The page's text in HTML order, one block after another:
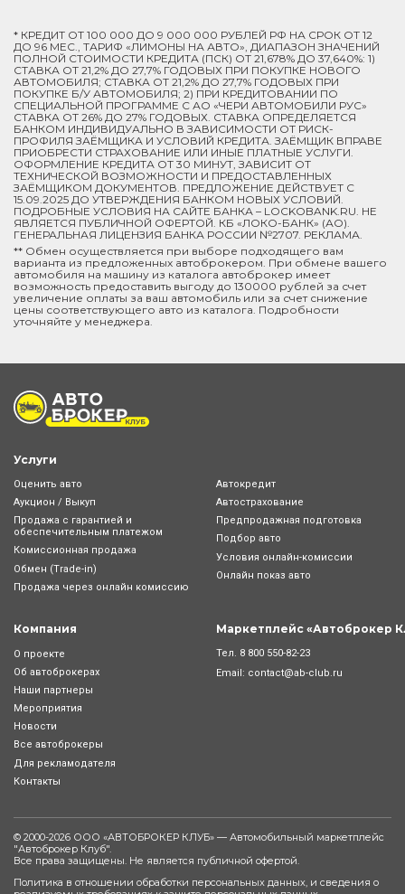
* КРЕДИТ ОТ 100 000 ДО 9 000 000 РУБЛЕЙ РФ НА СРОК ОТ 12
ДО 96 МЕС., ТАРИФ «ЛИМОНЫ НА АВТО», ДИАПАЗОН ЗНАЧЕНИЙ
ПОЛНОЙ СТОИМОСТИ КРЕДИТА (ПСК) ОТ 21,678% ДО 37,640%: 1)
СТАВКА ОТ 21,2% ДО 27,7% ГОДОВЫХ ПРИ ПОКУПКЕ НОВОГО
АВТОМОБИЛЯ; СТАВКА ОТ 21,2% ДО 27,7% ГОДОВЫХ ПРИ
ПОКУПКЕ Б/У АВТОМОБИЛЯ; 2) ПРИ КРЕДИТОВАНИИ ПО
СПЕЦИАЛЬНОЙ ПРОГРАММЕ C АО «ЧЕРИ АВТОМОБИЛИ РУС»
СТАВКА ОТ 26% ДО 27% ГОДОВЫХ. СТАВКА ОПРЕДЕЛЯЕТСЯ
БАНКОМ ИНДИВИДУАЛЬНО В ЗАВИСИМОСТИ ОТ РИСК-
ПРОФИЛЯ ЗАЁМЩИКА И УСЛОВИЙ КРЕДИТА. ЗАЁМЩИК ВПРАВЕ
ПРИОБРЕСТИ СТРАХОВАНИЕ ИЛИ ИНЫЕ ПЛАТНЫЕ УСЛУГИ.
ОФОРМЛЕНИЕ КРЕДИТА ОТ 30 МИНУТ, ЗАВИСИТ ОТ
ТЕХНИЧЕСКОЙ ВОЗМОЖНОСТИ И ПРЕДОСТАВЛЕННЫХ
ЗАЁМЩИКОМ ДОКУМЕНТОВ. ПРЕДЛОЖЕНИЕ ДЕЙСТВУЕТ С
15.09.2025 ДО УТВЕРЖДЕНИЯ БАНКОМ НОВЫХ УСЛОВИЙ.
ПОДРОБНЫЕ УСЛОВИЯ НА САЙТЕ БАНКА – LOCKOBANK.RU. НЕ
ЯВЛЯЕТСЯ ПУБЛИЧНОЙ ОФЕРТОЙ. КБ «ЛОКО-БАНК» (АО).
ГЕНЕРАЛЬНАЯ ЛИЦЕНЗИЯ БАНКА РОССИИ №2707. РЕКЛАМА.
** Обмен осуществляется при выборе подходящего вам
варианта из предложенных автоброкером. При обмене вашего
автомобиля на машину из каталога автоброкер имеет
возможность предоставить выгоду до 130000 рублей за счет
увеличение оплаты за ваш автомобиль или за счет снижение
цены соответствующего авто из каталога. Подробности
уточняйте у менеджера.
Услуги
Оценить авто
Аукцион / Выкуп
Продажа с гарантией и
обеспечительным платежом
Комиссионная продажа
Обмен (Trade-in)
Продажа через онлайн комиссию
Автокредит
Автострахование
Предпродажная подготовка
Подбор авто
Условия онлайн-комиcсии
Онлайн показ авто
Компания
О проекте
Об автоброкерах
Наши партнеры
Мероприятия
Новости
Все автоброкеры
Для рекламодателя
Контакты
Маркетплейс «Автоброкер
Тел. 8 800 550-82-23
Email: contact@ab-club.ru
© 2000-2026 ООО «АВТОБРОКЕР КЛУБ» — Автомобильный маркетплейс
"Автоброкер Клуб".
Все права защищены. Не является публичной офертой.
Политика в отношении обработки персональных данных, и сведения о